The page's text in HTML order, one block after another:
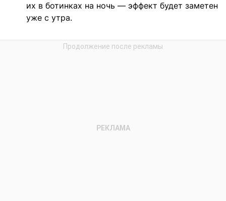
их в ботинках на ночь — эффект будет заметен
уже с утра.